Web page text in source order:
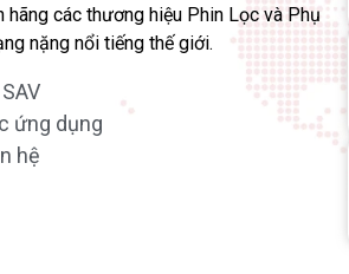
hãng các thương hiệu Phin Lọc và Phụ
nặng nổi tiếng thế giới.
ứng dụng
hệ